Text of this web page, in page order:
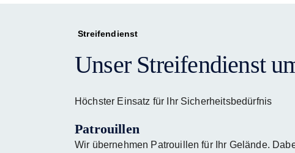
Streifendienst
Unser Streifendienst
Höchster Einsatz für Ihr Sicherheitsbedürfnis
Patrouillen
Wir übernehmen Patrouillen für Ihr Gelände.